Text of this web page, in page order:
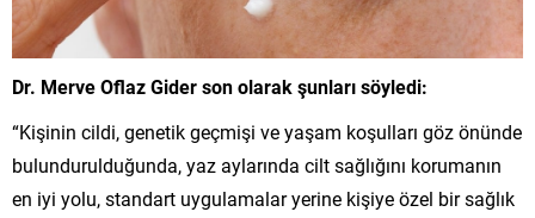
Dr. Merve Oflaz Gider son olarak şunları söyledi:
“Kişinin cildi, genetik geçmişi ve yaşam koşulları göz önünde
bulundurulduğunda, yaz aylarında cilt sağlığını korumanın
en iyi yolu, standart uygulamalar yerine kişiye özel bir sağlık